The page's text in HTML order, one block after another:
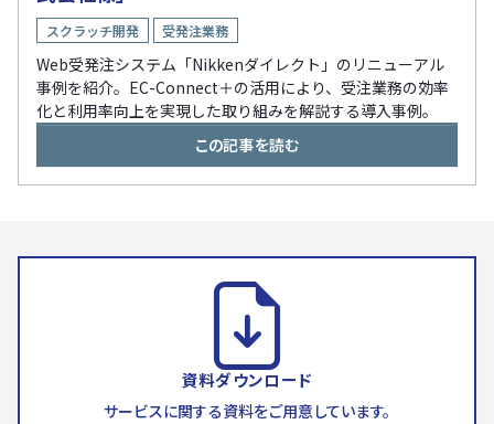
スクラッチ開発 受発注業務
Web受発注システム「Nikkenダイレクト」のリニューアル
事例を紹介。EC-Connect＋の活用により、受注業務の効率
化と利用率向上を実現した取り組みを解説する導入事例。
この記事を読む
資料ダウンロード
サービスに関する資料をご用意しています。